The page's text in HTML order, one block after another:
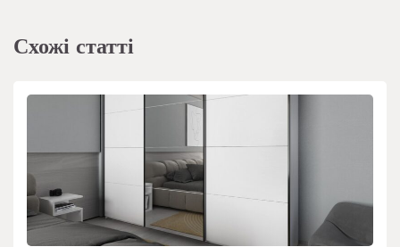
Схожі статті